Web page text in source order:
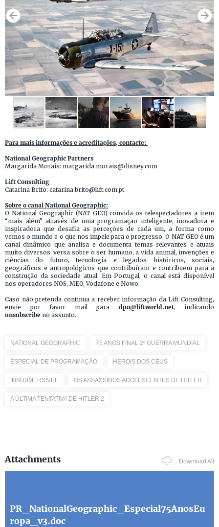
Para mais informações e acreditações, contacte:
National Geographic Partners
Margarida Morais: margarida.morais@disney.com
Lift Consulting
Catarina Brito: catarina.brito@lift.com.pt
Sobre o canal National Geographic:
O National Geographic (NAT GEO) convida os telespectadores a irem
“mais além” através de uma programação inteligente, inovadora e
inspiradora que desafia as perceções de cada um, a forma como
vemos o mundo e o que nos impele para o progresso. O NAT GEO é um
canal dinâmico que analisa e documenta temas relevantes e atuais
muito diversos: versa sobre o ser humano, a vida animal, invenções e
ciências do futuro, tecnologia e legados históricos, sociais,
geográficos e antropológicos que contribuíram e contribuem para a
construção da sociedade atual. Em Portugal, o canal está disponível
nos operadores NOS, MEO, Vodafone e Nowo.
Caso não pretenda continua a receber informação da Lift Consulting,
envie por favor mail para dpo@liftworld.net, indicando
unsubscribe no assunto.
NATIONAL GEOGRAPHIC 75 ANOS FINAL 2ª GUERRA MUNDIAL
ESPECIAL DE PROGRAMAÇÃO HERÓIS DOS CÉUS
INSUBMERSÍVEL OS ASSASSINOS ADOLESCENTES DE HITLER
A ÚLTIMA TENTATIVA DE HITLER 2
Attachments Download All
PR_NationalGeographic_Especial75AnosEu
ropa_v3.doc